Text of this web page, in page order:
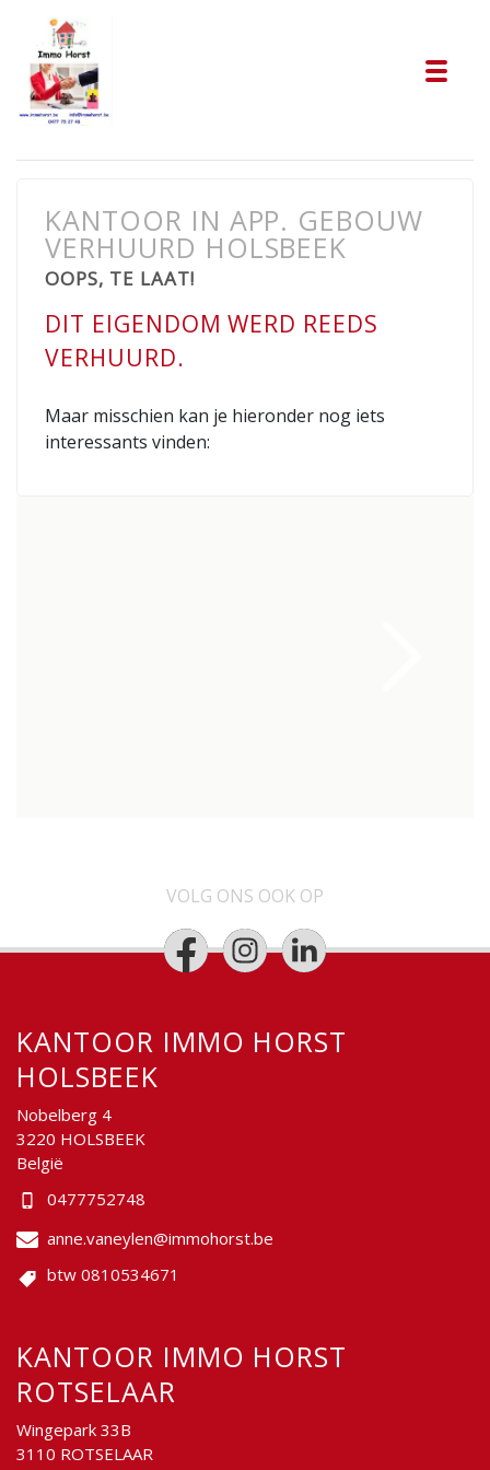
KANTOOR IN APP. GEBOUW
VERHUURD HOLSBEEK
OOPS, TE LAAT!
DIT EIGENDOM WERD REEDS
VERHUURD.
Maar misschien kan je hieronder nog iets
interessants vinden:
VOLG ONS OOK OP
KANTOOR IMMO HORST
HOLSBEEK
Nobelberg 4
3220 HOLSBEEK
België
0477752748
anne.vaneylen@immohorst.be
btw 0810534671
KANTOOR IMMO HORST
ROTSELAAR
Wingepark 33B
3110 ROTSELAAR